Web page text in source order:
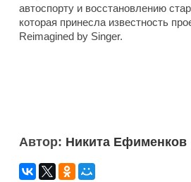
автоспорту и восстановлению
которая принесла известность
Reimagined by Singer.
Автор: Никита Ефименков